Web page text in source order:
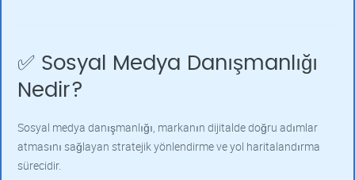
✅ Sosyal Medya Danışmanlığı
Nedir?
Sosyal medya danışmanlığı, markanın dijitalde doğru adımlar
atmasını sağlayan stratejik yönlendirme ve yol haritalandırma
sürecidir.